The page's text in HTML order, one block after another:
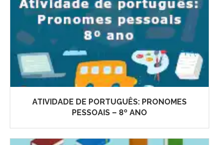
ATIVIDADE DE PORTUGUÊS: PRONOMES
PESSOAIS – 8º ANO